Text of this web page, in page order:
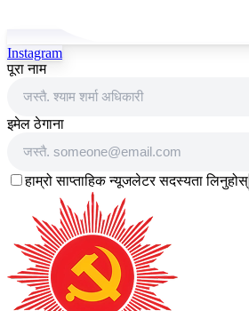
Instagram
पूरा नाम
इमेल ठेगाना
हाम्रो साप्ताहिक न्यूजलेटर सदस्यता लिनुहोस्